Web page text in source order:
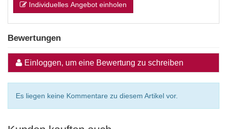
Individuelles Angebot einholen
Bewertungen
Einloggen, um eine Bewertung zu schreiben
Es liegen keine Kommentare zu diesem Artikel vor.